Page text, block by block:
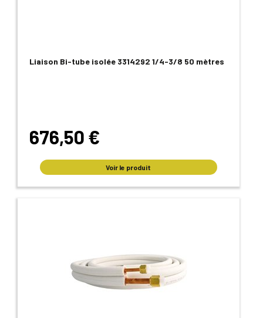
Liaison Bi-tube isolée 3314292 1/4-3/8 50 mètres
676,50 €
Voir le produit